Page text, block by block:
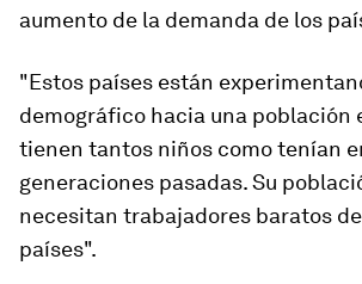
aumento de la demanda de los
"Estos países están
demográfico hacia una población
tienen tantos niños como tenían
generaciones pasadas. Su
necesitan trabajadores baratos
países".